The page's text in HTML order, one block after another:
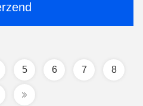
5 6 7 8